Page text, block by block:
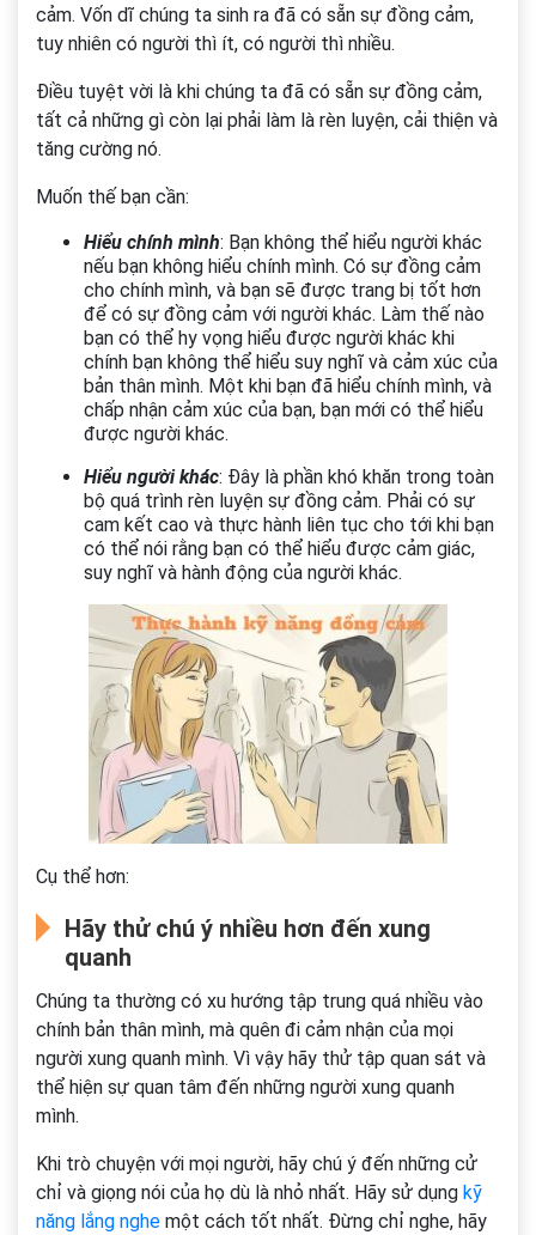
cảm. Vốn dĩ chúng ta sinh ra đã có sẵn sự đồng cảm,
tuy nhiên có người thì ít, có người thì nhiều.
Điều tuyệt vời là khi chúng ta đã có sẵn sự đồng cảm,
tất cả những gì còn lại phải làm là rèn luyện, cải thiện và
tăng cường nó.
Muốn thế bạn cần:
Hiểu chính mình: Bạn không thể hiểu người khác
nếu bạn không hiểu chính mình. Có sự đồng cảm
cho chính mình, và bạn sẽ được trang bị tốt hơn
để có sự đồng cảm với người khác. Làm thế nào
bạn có thể hy vọng hiểu được người khác khi
chính bạn không thể hiểu suy nghĩ và cảm xúc của
bản thân mình. Một khi bạn đã hiểu chính mình, và
chấp nhận cảm xúc của bạn, bạn mới có thể hiểu
được người khác.
Hiểu người khác: Đây là phần khó khăn trong toàn
bộ quá trình rèn luyện sự đồng cảm. Phải có sự
cam kết cao và thực hành liên tục cho tới khi bạn
có thể nói rằng bạn có thể hiểu được cảm giác,
suy nghĩ và hành động của người khác.
Cụ thể hơn:
Hãy thử chú ý nhiều hơn đến xung
quanh
Chúng ta thường có xu hướng tập trung quá nhiều vào
chính bản thân mình, mà quên đi cảm nhận của mọi
người xung quanh mình. Vì vậy hãy thử tập quan sát và
thể hiện sự quan tâm đến những người xung quanh
mình.
Khi trò chuyện với mọi người, hãy chú ý đến những cử
chỉ và giọng nói của họ dù là nhỏ nhất. Hãy sử dụng kỹ
năng lắng nghe một cách tốt nhất. Đừng chỉ nghe, hãy